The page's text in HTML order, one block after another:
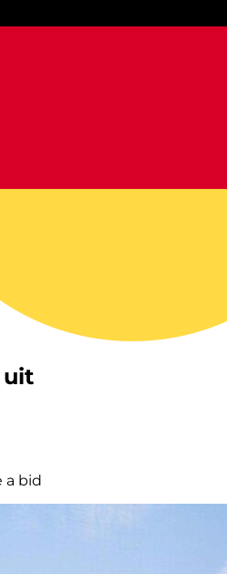
uit
a bid